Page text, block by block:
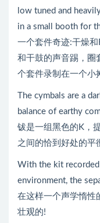
low tuned and
in a small booth for
一个套件奇迹:干燥
和干鼓的声音踢，圈
个套件录制在一个小
The cymbals are a
balance of earthy
钹是一组黑色的K，
之间的恰到好处的平
With the kit
environment, the
在这样一个声学惰性
壮观的!